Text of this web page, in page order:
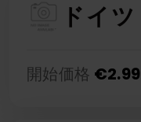
ドイツ
開始価格 €2.99